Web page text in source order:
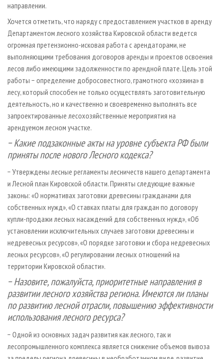
направлении.
Хочется отметить, что наряду с предоставлением участков в аренду
Департаментом лесного хозяйства Кировской области ведется
огромная претензионно-исковая работа с арендаторами, не
выполняющими требования договоров аренды и проектов освоения
лесов либо имеющими задолженности по арендной плате. Цель этой
работы − определение добросовестного, грамотного «хозяина» в
лесу, который способен не только осуществлять заготовительную
деятельность, но и качественно и своевременно выполнять все
запроектированные лесохозяйственные мероприятия на
арендуемом лесном участке.
− Какие подзаконные акты на уровне субъекта РФ были
приняты после нового Лесного кодекса?
− Утверждены лесные регламенты лесничеств нашего департамента
и Лесной план Кировской области. Приняты следующие важные
законы: «О нормативах заготовки древесины гражданами для
собственных нужд», «О ставках платы для граждан по договору
купли-продажи лесных насаждений для собственных нужд», «Об
установлении исключительных случаев заготовки древесины и
недревесных ресурсов», «О порядке заготовки и сбора недревесных
лесных ресурсов», «О регулировании лесных отношений на
территории Кировской области».
− Назовите, пожалуйста, приоритетные направления в
развитии лесного хозяйства региона. Имеются ли планы
по развитию лесной отрасли, повышению эффективности
использования лесного ресурса?
− Одной из основных задач развития как лесного, так и
лесопромышленного комплекса является снижение объемов вывоза